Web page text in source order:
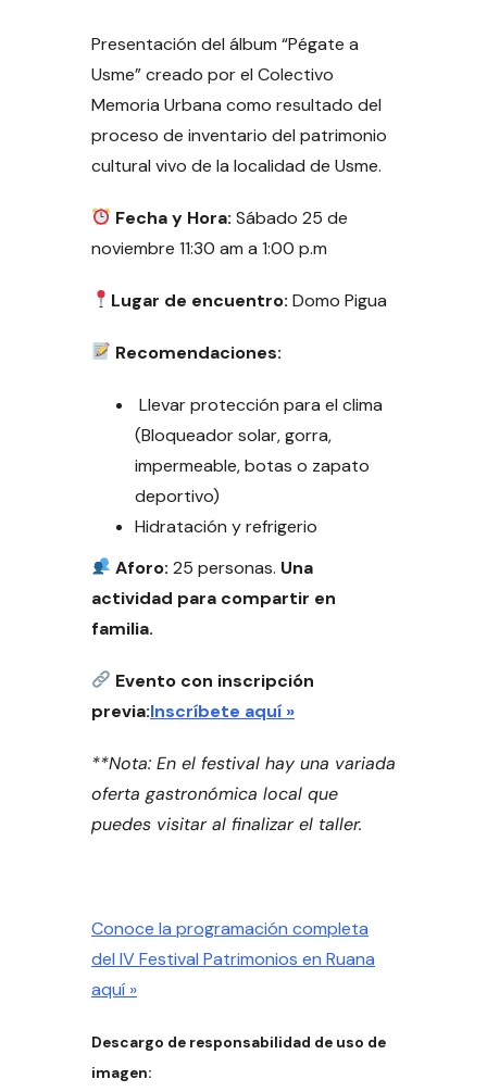
Presentación del álbum “Pégate a
Usme” creado por el Colectivo
Memoria Urbana como resultado del
proceso de inventario del patrimonio
cultural vivo de la localidad de Usme.
Fecha y Hora: Sábado 25 de
noviembre 11:30 am a 1:00 p.m
Lugar de encuentro: Domo Pigua
Recomendaciones:
Llevar protección para el clima
(Bloqueador solar, gorra,
impermeable, botas o zapato
deportivo)
Hidratación y refrigerio
Aforo: 25 personas. Una
actividad para compartir en
familia.
Evento con inscripción
previa:Inscríbete aquí »
**Nota: En el festival hay una variada
oferta gastronómica local que
puedes visitar al finalizar el taller.
Conoce la programación completa
del IV Festival Patrimonios en Ruana
aquí »
Descargo de responsabilidad de uso de
imagen: